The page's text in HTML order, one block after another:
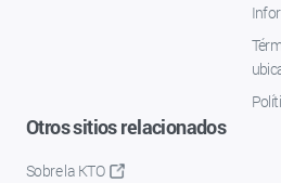
Otros sitios relacionados
Sobre la KTO